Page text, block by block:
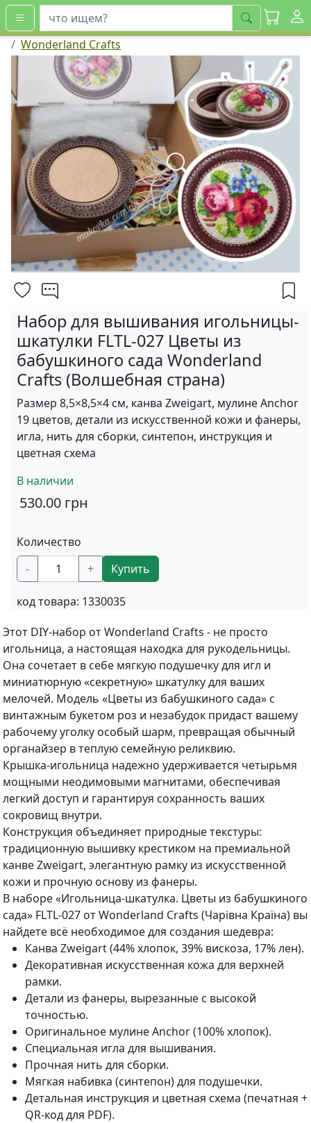
искать
Wonderland Crafts
Набор для вышивания игольницы-
шкатулки FLTL-027 Цветы из
бабушкиного сада Wonderland
Crafts (Волшебная страна)
Размер 8,5×8,5×4 см, канва Zweigart, мулине Anchor
19 цветов, детали из искусственной кожи и фанеры,
игла, нить для сборки, синтепон, инструкция и
цветная схема
В наличии
530.00 грн
Количество
-
+ Купить
код товара: 1330035
Этот DIY-набор от Wonderland Crafts - не просто
игольница, а настоящая находка для рукодельницы.
Она сочетает в себе мягкую подушечку для игл и
миниатюрную «секретную» шкатулку для ваших
мелочей. Модель «Цветы из бабушкиного сада» с
винтажным букетом роз и незабудок придаст вашему
рабочему уголку особый шарм, превращая обычный
органайзер в теплую семейную реликвию.
Крышка-игольница надежно удерживается четырьмя
мощными неодимовыми магнитами, обеспечивая
легкий доступ и гарантируя сохранность ваших
сокровищ внутри.
Конструкция объединяет природные текстуры:
традиционную вышивку крестиком на премиальной
канве Zweigart, элегантную рамку из искусственной
кожи и прочную основу из фанеры.
В наборе «Игольница-шкатулка. Цветы из бабушкиного
сада» FLTL-027 от Wonderland Crafts (Чарівна Країна) вы
найдете всё необходимое для создания шедевра:
Канва Zweigart (44% хлопок, 39% вискоза, 17% лен).
Декоративная искусственная кожа для верхней
рамки.
Детали из фанеры, вырезанные с высокой
точностью.
Оригинальное мулине Anchor (100% хлопок).
Специальная игла для вышивания.
Прочная нить для сборки.
Мягкая набивка (синтепон) для подушечки.
Детальная инструкция и цветная схема (печатная +
QR-код для PDF).